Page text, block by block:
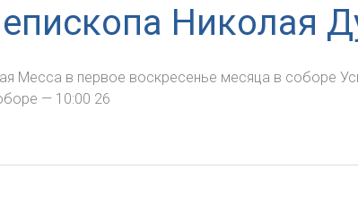
Николая
Месса в первое воскресенье месяца в соборе
— 10:00 26